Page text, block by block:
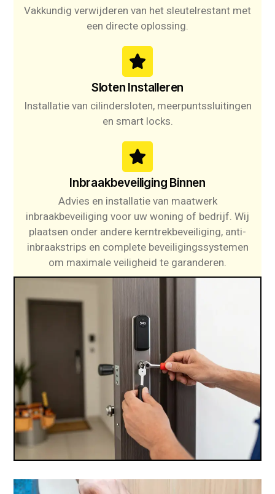
Vakkundig verwijderen van het sleutelrestant met
een directe oplossing.
Sloten Installeren
Installatie van cilindersloten, meerpuntssluitingen
en smart locks.
Inbraakbeveiliging Binnen
Advies en installatie van maatwerk
inbraakbeveiliging voor uw woning of bedrijf. Wij
plaatsen onder andere kerntrekbeveiliging, anti-
inbraakstrips en complete beveiligingssystemen
om maximale veiligheid te garanderen.